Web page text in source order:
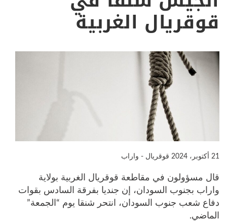
قوقريال الغربية
21 أكتوبر، 2024 قوقريال - واراب
قال مسؤولون في مقاطعة قوقريال الغربية بولاية
واراب بجنوب السودان، إن جنديا بفرقة السادس بقوات
دفاع شعب جنوب السودان، انتحر شنقا يوم “الجمعة”
الماضي.